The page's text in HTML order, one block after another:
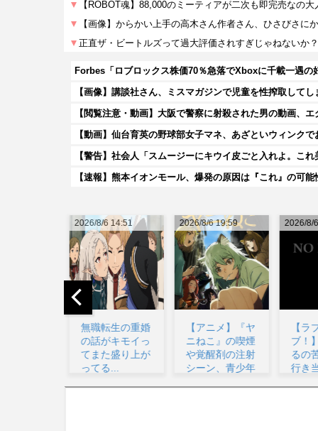
Forbes「ロブロックス株価70％急落でXboxに千載一遇の
【画像】講談社さん、ミスマガジンで児童を性搾取して
【動画】仙台育英の野球部女子マネ、あざといウィンク
【警告】社会人「スムージーにキウイ皮ごと入れよ。こ
【速報】熊本イオンモール、爆発の原因は『これ』の可能
2026/8/6 19:59
【アニメ】『ヤ
ニねこ』の喫煙
や覚醒剤の注射
シーン、青少年
2026/8/6 17:56
【ラブライ
ブ！】予定立て
るの苦手なので
行き当たりばっ
2026/8/
【画
ゃん
ッッ
ブラ